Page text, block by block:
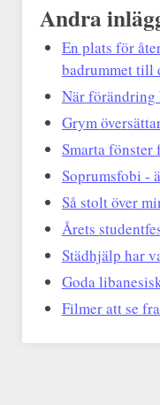
Andra
En plats för
badrummet till
När förändring
Grym
Smarta
Soprumsfobi -
Så stolt över
Årets
Städhjälp har
Goda
Filmer att se